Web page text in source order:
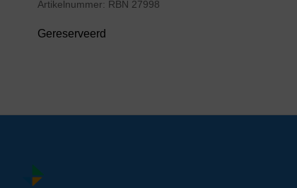
Artikelnummer: RBN 27998
Gereserveerd